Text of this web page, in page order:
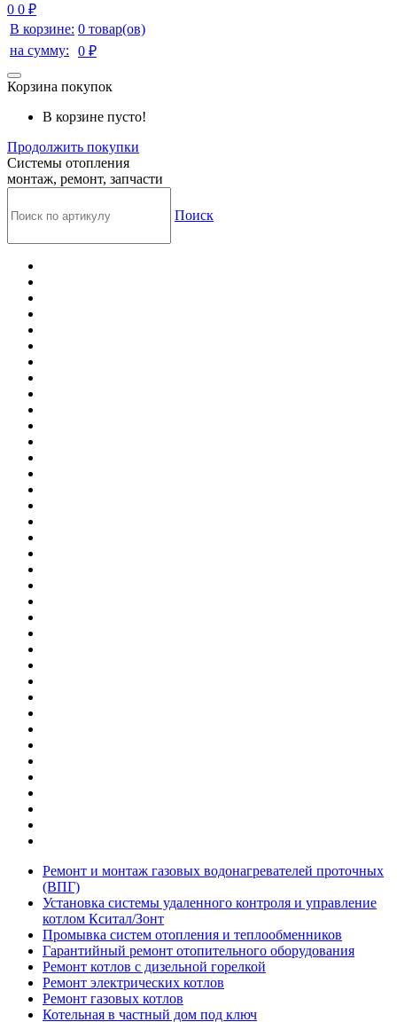
0 0 ₽
В корзине: 0 товар(ов)
на сумму:
0 ₽
Корзина покупок
В корзине пусто!
Продолжить покупки
Системы отопления
монтаж, ремонт, запчасти
Поиск
Ремонт и монтаж газовых водонагревателей проточных
(ВПГ)
Установка системы удаленного контроля и управление
котлом Кситал/Зонт
Промывка систем отопления и теплообменников
Гарантийный ремонт отопительного оборудования
Ремонт котлов с дизельной горелкой
Ремонт электрических котлов
Ремонт газовых котлов
Котельная в частный дом под ключ